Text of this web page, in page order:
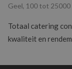
Geel, 100 tot
Totaal catering
kwaliteit en